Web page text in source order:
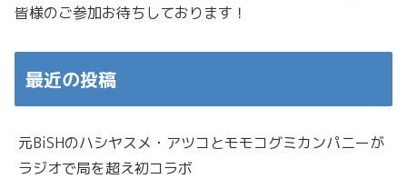
皆様のご参加お待ちしております！
最近の投稿
元BiSHのハシヤスメ・アツコとモモコグミカンパニーが
ラジオで局を超え初コラボ